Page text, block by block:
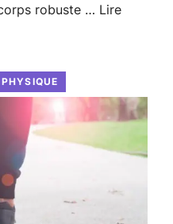
robuste … Lire